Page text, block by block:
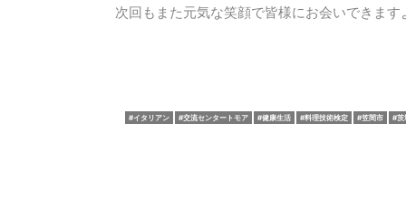
次回もまた元気な笑顔で皆様にお会いできます
イタリアン 交流センタートモア 健康生活 料理技術検定 笠間市 茨